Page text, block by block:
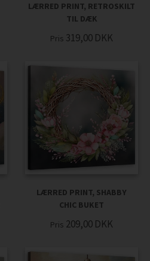
LÆRRED PRINT, RETROSKILT
TIL DÆK
Pris 319,00 DKK
LÆRRED PRINT, SHABBY
CHIC BUKET
Pris 209,00 DKK